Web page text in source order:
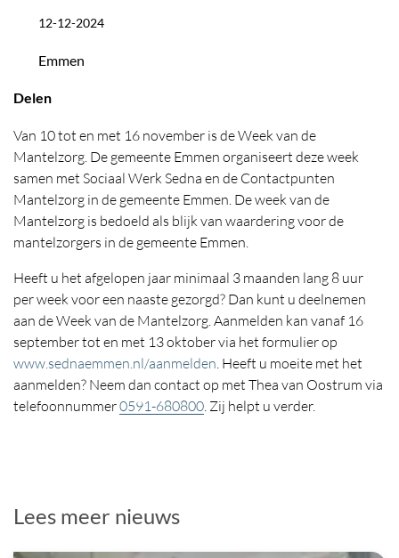
Datum
12-12-2024
LocatieEmmen
Delen
Van 10 tot en met 16 november is de Week van de
Mantelzorg. De gemeente Emmen organiseert deze week
samen met Sociaal Werk Sedna en de Contactpunten
Mantelzorg in de gemeente Emmen. De week van de
Mantelzorg is bedoeld als blijk van waardering voor de
mantelzorgers in de gemeente Emmen.
Heeft u het afgelopen jaar minimaal 3 maanden lang 8 uur
per week voor een naaste gezorgd? Dan kunt u deelnemen
aan de Week van de Mantelzorg. Aanmelden kan vanaf 16
september tot en met 13 oktober via het formulier op
www.sednaemmen.nl/aanmelden . Heeft u moeite met het
aanmelden? Neem dan contact op met Thea van Oostrum via
telefoonnummer0591-680800 . Zij helpt u verder.
Lees meer nieuws